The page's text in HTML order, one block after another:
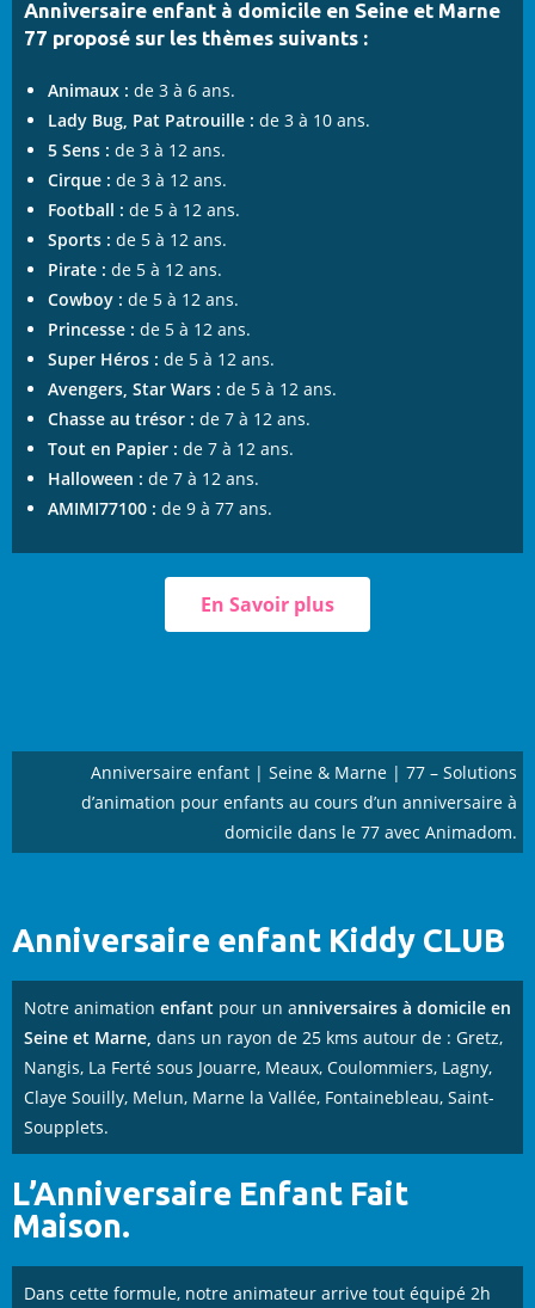
Anniversaire enfant à domicile en Seine et Marne
77 proposé sur les thèmes suivants :
Animaux : de 3 à 6 ans.
Lady Bug, Pat Patrouille : de 3 à 10 ans.
5 Sens : de 3 à 12 ans.
Cirque : de 3 à 12 ans.
Football : de 5 à 12 ans.
Sports : de 5 à 12 ans.
Pirate : de 5 à 12 ans.
Cowboy : de 5 à 12 ans.
Princesse : de 5 à 12 ans.
Super Héros : de 5 à 12 ans.
Avengers, Star Wars : de 5 à 12 ans.
Chasse au trésor : de 7 à 12 ans.
Tout en Papier : de 7 à 12 ans.
Halloween : de 7 à 12 ans.
AMIMI77100 : de 9 à 77 ans.
En Savoir plus
Anniversaire enfant | Seine & Marne | 77 – Solutions
d’animation pour enfants au cours d’un anniversaire à
domicile dans le 77 avec Animadom.
Anniversaire enfant Kiddy CLUB
Notre animation enfant pour un anniversaires à domicile en
Seine et Marne, dans un rayon de 25 kms autour de : Gretz,
Nangis, La Ferté sous Jouarre, Meaux, Coulommiers, Lagny,
Claye Souilly, Melun, Marne la Vallée, Fontainebleau, Saint-
Soupplets.
L’Anniversaire Enfant Fait
Maison.
Dans cette formule, notre animateur arrive tout équipé 2h